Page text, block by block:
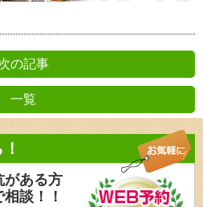
の記事
一覧
の記事
がある方
談！！